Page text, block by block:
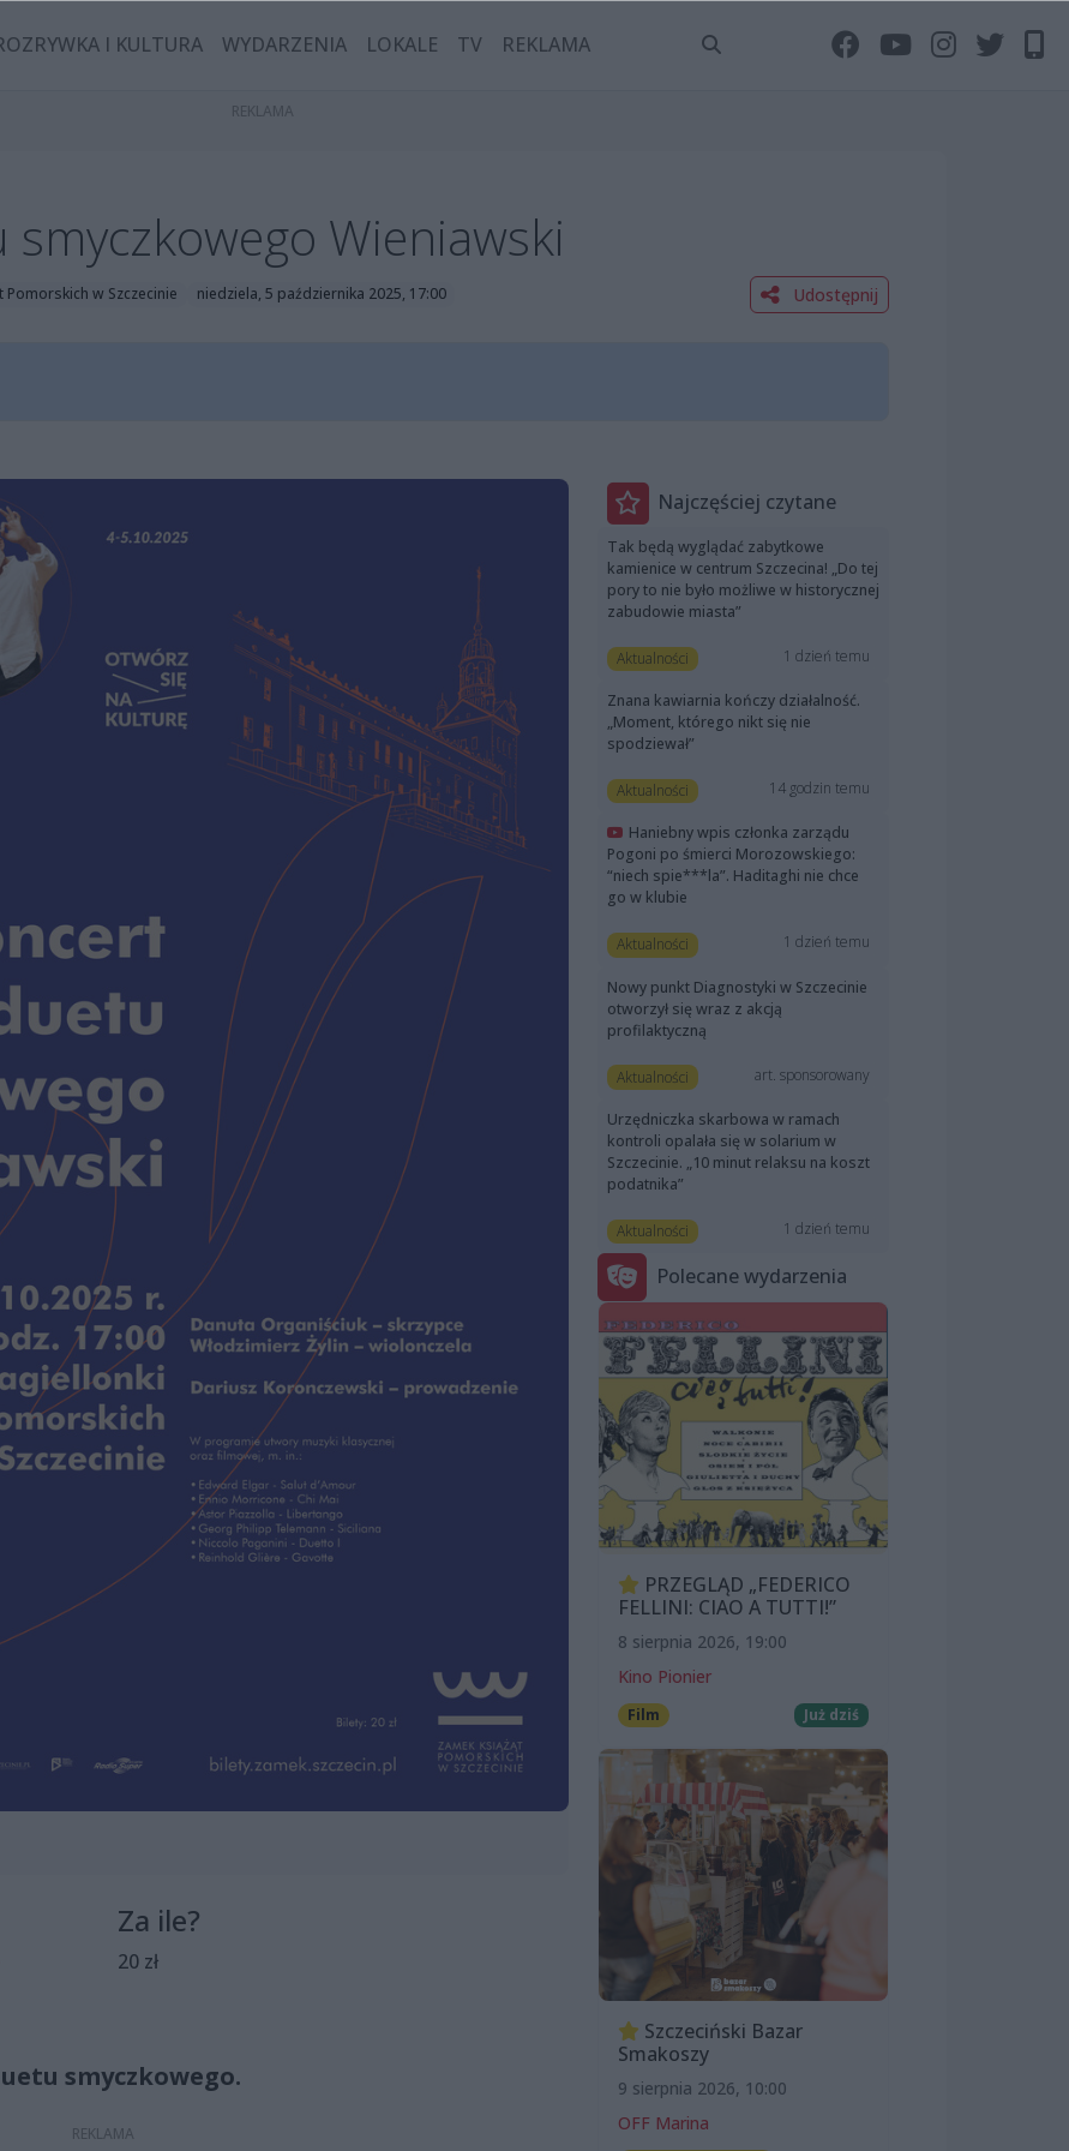
I KULTURA WYDARZENIA LOKALE TV REKLAMA
Wieniawski
Pomorskich w Szczecinie niedziela, 5 października 2025, 17:00 Udostępnij
Za ile?
20 zł
smyczkowego.
Najczęściej czytane
Tak będą wyglądać zabytkowe
kamienice w centrum Szczecina! „Do tej
pory to nie było możliwe w historycznej
zabudowie miasta”
Aktualności 1 dzień temu
Znana kawiarnia kończy działalność.
„Moment, którego nikt się nie
spodziewał”
Aktualności 14 godzin temu
Haniebny wpis członka zarządu
Pogoni po śmierci Morozowskiego:
“niech spie***la”. Haditaghi nie chce
go w klubie
Aktualności 1 dzień temu
Nowy punkt Diagnostyki w Szczecinie
otworzył się wraz z akcją
profilaktyczną
Aktualności art. sponsorowany
Urzędniczka skarbowa w ramach
kontroli opalała się w solarium w
Szczecinie. „10 minut relaksu na koszt
podatnika”
Aktualności 1 dzień temu
Polecane wydarzenia
PRZEGLĄD „FEDERICO
FELLINI: CIAO A TUTTI!”
8 sierpnia 2026, 19:00
Kino Pionier
Film Już dziś
Szczeciński Bazar
Smakoszy
9 sierpnia 2026, 10:00
OFF Marina